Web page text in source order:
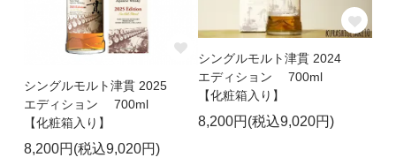
シングルモルト津貫 2025
エディション 700ml
【化粧箱入り】
8,200円(税込9,020円)
シングルモルト津貫 2024
エディション 700ml
【化粧箱入り】
8,200円(税込9,020円)